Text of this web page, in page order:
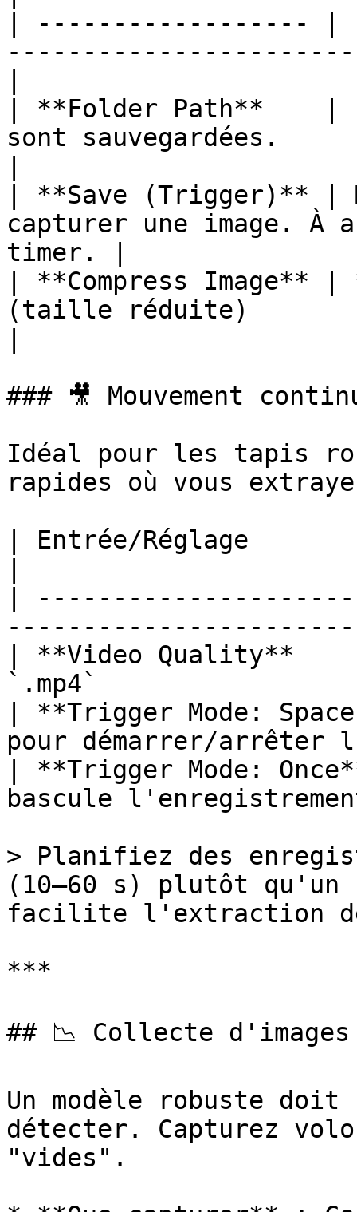
| ------------------ |
| **Folder Path**    |
sont sauvegardées.
| **Save (Trigger)** |
capturer une image. À
timer. |
| **Compress Image**
(taille réduite)
### 🎥 Mouvement
Idéal pour les tapis
rapides où vous
| Entrée/Réglage
|
| **Video Quality**
`.mp4`
| **Trigger Mode:
pour démarrer/arrêter
| **Trigger Mode:
bascule
> Planifiez des
(10–60 s) plutôt qu'un
facilite l'extraction
***
## 📉 Collecte
Un modèle robuste
détecter. Capturez
"vides".